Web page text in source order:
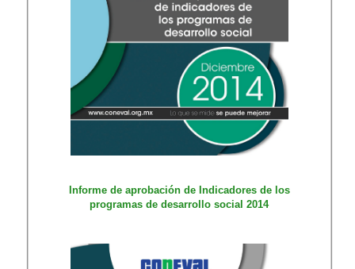
​Informe de apr​obación de Indicadores de los
programas de desarrollo social 2014